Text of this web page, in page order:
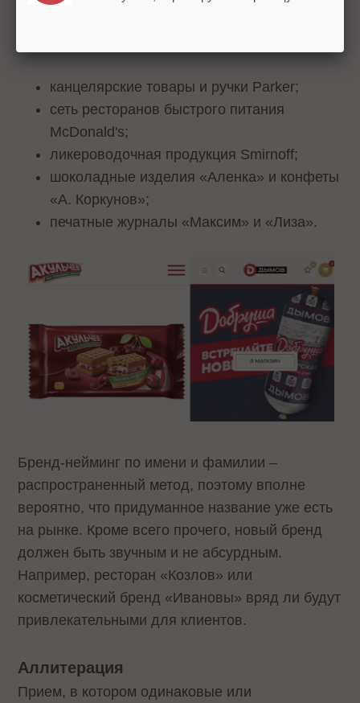
канцелярские товары и ручки Parker;
сеть ресторанов быстрого питания
McDonald's;
ликероводочная продукция Smirnoff;
шоколадные изделия «Аленка» и конфеты
«А. Коркунов»;
печатные журналы «Максим» и «Лиза».
Бренд-нейминг по имени и фамилии –
распространенный метод, поэтому вполне
вероятно, что придуманное название уже есть
на рынке. Кроме всего прочего, новый бренд
должен быть звучным и не абсурдным.
Например, ресторан «Козлов» или
косметический бренд «Ивановы» вряд ли будут
привлекательными для клиентов.
Аллитерация
Прием, в котором одинаковые или